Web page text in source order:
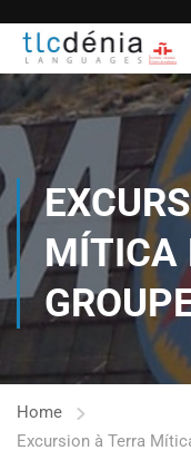
MÍTICA
Home
Excursion à Terra